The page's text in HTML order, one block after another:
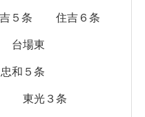
５条
住吉６条
台場東
忠和５条
東光３条